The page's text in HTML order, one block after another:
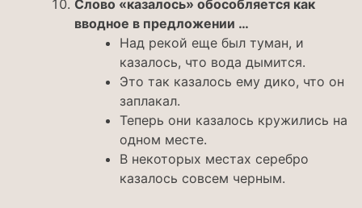
Слово «казалось» обособляется как
вводное в предложении …
Над рекой еще был туман, и
казалось, что вода дымится.
Это так казалось ему дико, что он
заплакал.
Теперь они казалось кружились на
одном месте.
В некоторых местах серебро
казалось совсем черным.